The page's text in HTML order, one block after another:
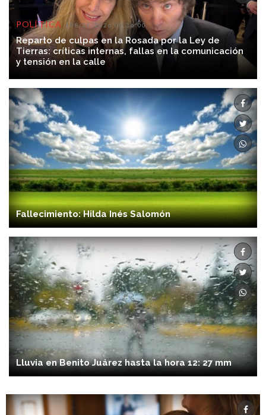
POLÍTICA 08/08/2026 00:36:00
Reparto de culpas en la Rosada por la Ley de
Tierras: críticas internas, fallas en la comunicación
y tensión en la calle
Fallecimiento: Hilda Inés Salomón
Lluvia en Benito Juárez hasta la hora 12: 27 mm